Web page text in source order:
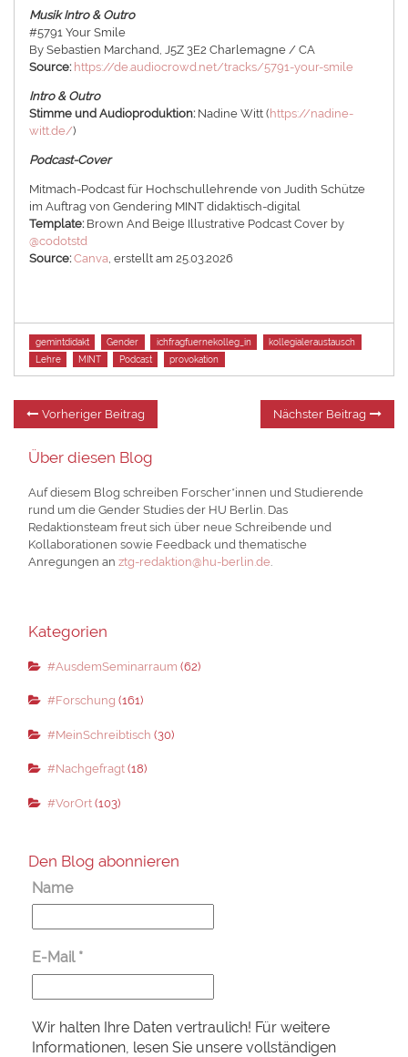
Musik Intro & Outro
#5791 Your Smile
By Sebastien Marchand, J5Z 3E2 Charlemagne / CA
Source: https://de.audiocrowd.net/tracks/5791-your-smile
Intro & Outro
Stimme und Audioproduktion: Nadine Witt (https://nadine-
witt.de/)
Podcast-Cover
Mitmach-Podcast für Hochschullehrende von Judith Schütze
im Auftrag von Gendering MINT didaktisch-digital
Template: Brown And Beige Illustrative Podcast Cover by
@codotstd
Source: Canva , erstellt am 25.03.2026
Tags
gemintdidakt Gender ichfragfuernekolleg_in
kollegialeraustausch
Lehre
MINT Podcast provokation
Beitragsnavigation
Vorheriger Beitrag
Beitrag:
Nächster Beitrag
Über diesen Blog
Auf diesem Blog schreiben Forscher*innen und Studierende
rund um die Gender Studies der HU Berlin. Das
Redaktionsteam freut sich über neue Schreibende und
Kollaborationen sowie Feedback und thematische
Anregungen anztg-redaktion@hu-berlin.de
Kategorien
#AusdemSeminarraum (62)
#Forschung (161)
#MeinSchreibtisch (30)
#Nachgefragt(18)
#VorOrt(103)
Den Blog abonnieren
Name
E-Mail *
Wir halten Ihre Daten vertraulich! Für weitere
Informationen, lesen Sie unsere vollständigen